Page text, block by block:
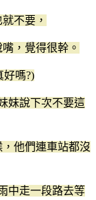
不要，
，覺得很幹。
好嗎?)
妹說下次不要這
他們連車站都沒
中走一段路去等